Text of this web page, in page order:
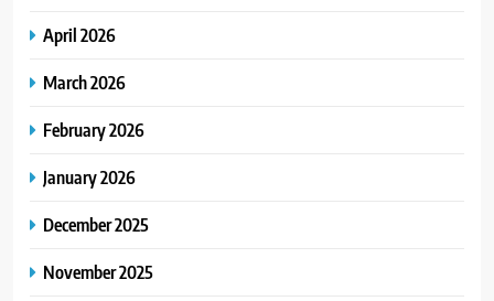
April 2026
March 2026
February 2026
January 2026
December 2025
November 2025